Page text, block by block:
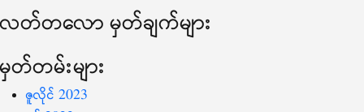
လတ်တ‌လော မှတ်ချက်များ
မှတ်တမ်းများ
ဇူလိုင် 2023